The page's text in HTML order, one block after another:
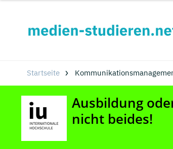
Startseite